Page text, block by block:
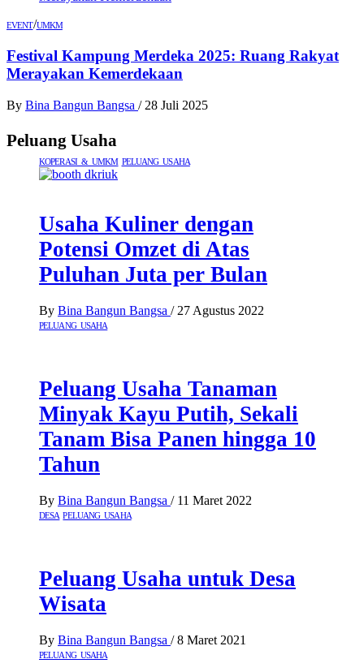
EVENT/UMKM
Festival Kampung Merdeka 2025: Ruang Rakyat
Merayakan Kemerdekaan
By Bina Bangun Bangsa / 28 Juli 2025
Peluang Usaha
KOPERASI & UMKM PELUANG USAHA
Usaha Kuliner dengan
Potensi Omzet di Atas
Puluhan Juta per Bulan
By Bina Bangun Bangsa / 27 Agustus 2022
PELUANG USAHA
Peluang Usaha Tanaman
Minyak Kayu Putih, Sekali
Tanam Bisa Panen hingga 10
Tahun
By Bina Bangun Bangsa / 11 Maret 2022
DESA PELUANG USAHA
Peluang Usaha untuk Desa
Wisata
By Bina Bangun Bangsa / 8 Maret 2021
PELUANG USAHA